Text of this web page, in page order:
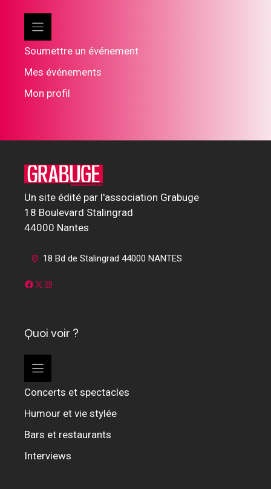
Soumettre un événement
Mes événements
Mon profil
Un site édité par l'association Grabuge
18 Boulevard Stalingrad
44000 Nantes
18 Bd de Stalingrad 44000 NANTES
Facebook
X Instagram
Quoi voir ?
Concerts et spectacles
Humour et vie stylée
Bars et restaurants
Interviews